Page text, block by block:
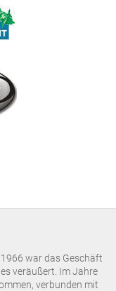
war das Geschäft
veräußert. Im Jahre
verbunden mit